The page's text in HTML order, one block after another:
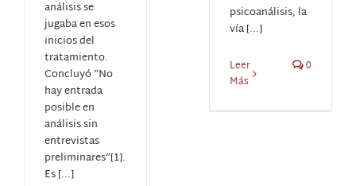
análisis se
jugaba en esos
inicios del
tratamiento.
Concluyó “No
hay entrada
posible en
análisis sin
entrevistas
preliminares”[1].
Es [...]
psicoanálisis, la
vía [...]
Leer
Más
0